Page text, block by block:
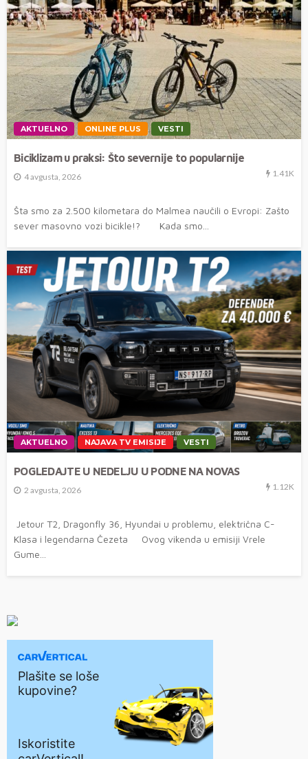
AKTUELNO ONLINE PLUS VESTI
Biciklizam u praksi: Što severnije to popularnije
4 avgusta, 2026 1.41K
Šta smo za 2.500 kilometara do Malmea naučili o Evropi: Zašto
sever masovno vozi bicikle!? Kada smo...
AKTUELNO NAJAVA TV EMISIJE VESTI
POGLEDAJTE U NEDELJU U PODNE NA NOVAS
2 avgusta, 2026 1.12K
Jetour T2, Dragonfly 36, Hyundai u problemu, električna C-
Klasa i legendarna Čezeta Ovog vikenda u emisiji Vrele
Gume...